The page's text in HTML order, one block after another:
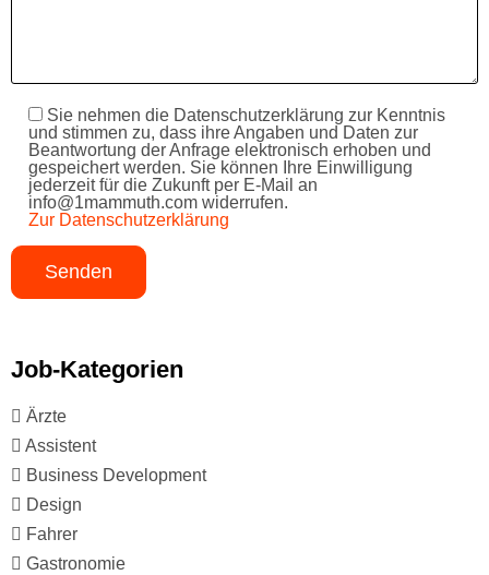
Sie nehmen die Datenschutzerklärung zur Kenntnis
und stimmen zu, dass ihre Angaben und Daten zur
Beantwortung der Anfrage elektronisch erhoben und
gespeichert werden. Sie können Ihre Einwilligung
jederzeit für die Zukunft per E-Mail an
info@1mammuth.com widerrufen.
Zur Datenschutzerklärung
Job-Kategorien
Ärzte
Assistent
Business Development
Design
Fahrer
Gastronomie